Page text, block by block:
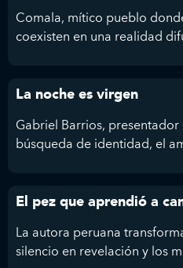
Comala, mítico pueblo
coexisten en una realidad
La noche es virgen
Gabriel Barrios,
búsqueda de identidad, el
El pez que aprendió a
La autora peruana
silencio en revelación y los